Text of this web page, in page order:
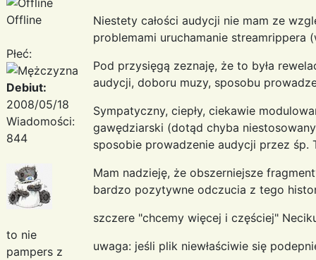
Offline
Płeć:
Debiut:
2008/05/18
Wiadomości:
844
to nie
pampers z
Niestety całości audycji nie mam ze
problemami uruchamanie streamrippera
Pod przysięgą zeznaję, że to była
audycji, doboru muzy, sposobu
Sympatyczny, ciepły, ciekawie
gawędziarski (dotąd chyba
sposobie prowadzenie audycji przez śp.
Mam nadzieję, że obszerniejsze
bardzo pozytywne odczucia z tego
szczere "chcemy więcej i częściej"
uwaga: jeśli plik niewłaściwie się